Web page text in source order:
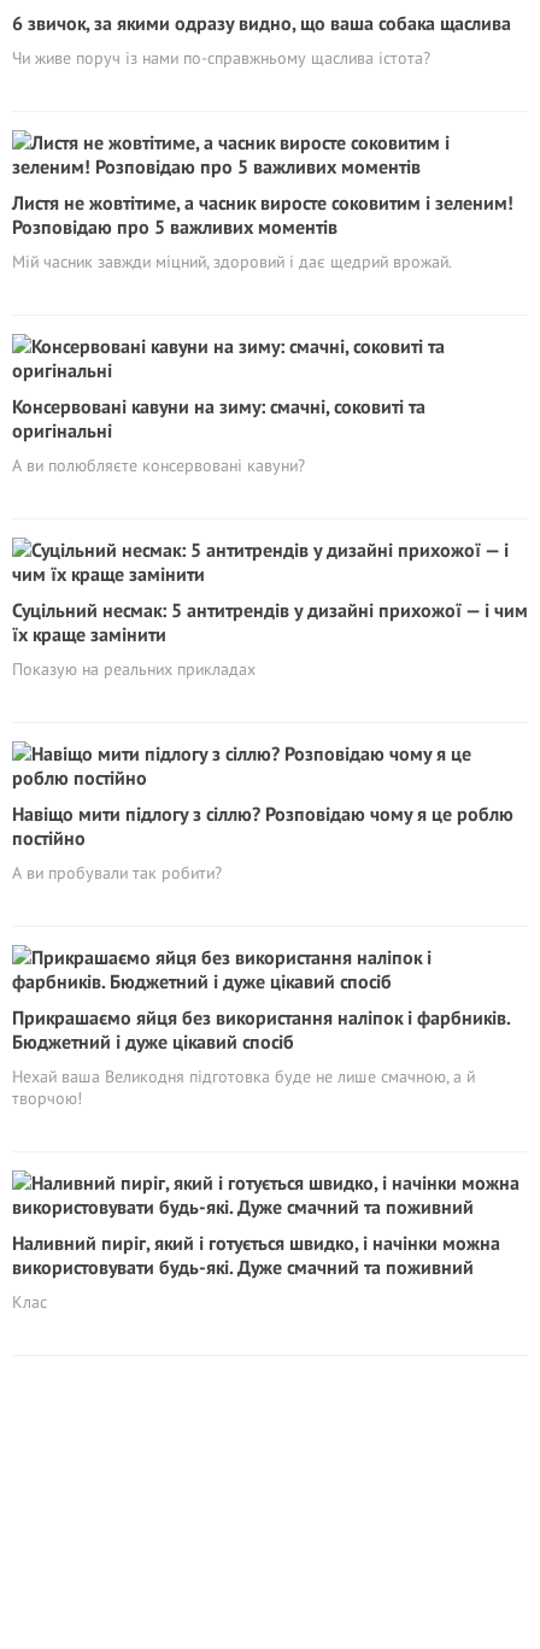
6 звичок, за якими одразу видно, що ваша собака щаслива
Чи живе поруч із нами по-справжньому щаслива істота?
Листя не жовтітиме, а часник виросте соковитим і зеленим!
Розповідаю про 5 важливих моментів
Мій часник завжди міцний, здоровий і дає щедрий врожай.
Консервовані кавуни на зиму: смачні, соковиті та
оригінальні
А ви полюбляєте консервовані кавуни?
Суцільний несмак: 5 антитрендів у дизайні прихожої — і чим
їх краще замінити
Показую на реальних прикладах
Навіщо мити підлогу з сіллю? Розповідаю чому я це роблю
постійно
А ви пробували так робити?
Прикрашаємо яйця без використання наліпок і фарбників.
Бюджетний і дуже цікавий спосіб
Нехай ваша Великодня підготовка буде не лише смачною, а й
творчою!
Наливний пиріг, який і готується швидко, і начінки можна
використовувати будь-які. Дуже смачний та поживний
Клас